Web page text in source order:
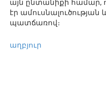
այն ընտանիքի համար,
էր ամուսնալուծության
պատճառով։
աղբյուր